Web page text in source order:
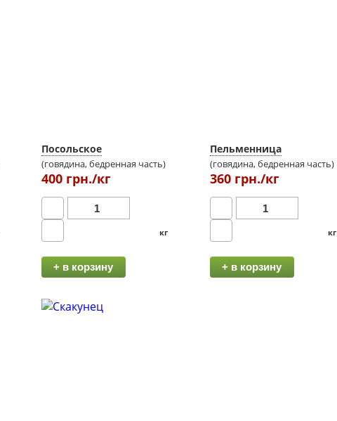
Посольское
(говядина, бедренная часть)
400 грн./кг
кг
Пельменница
(говядина, бедренная часть)
360 грн./кг
кг